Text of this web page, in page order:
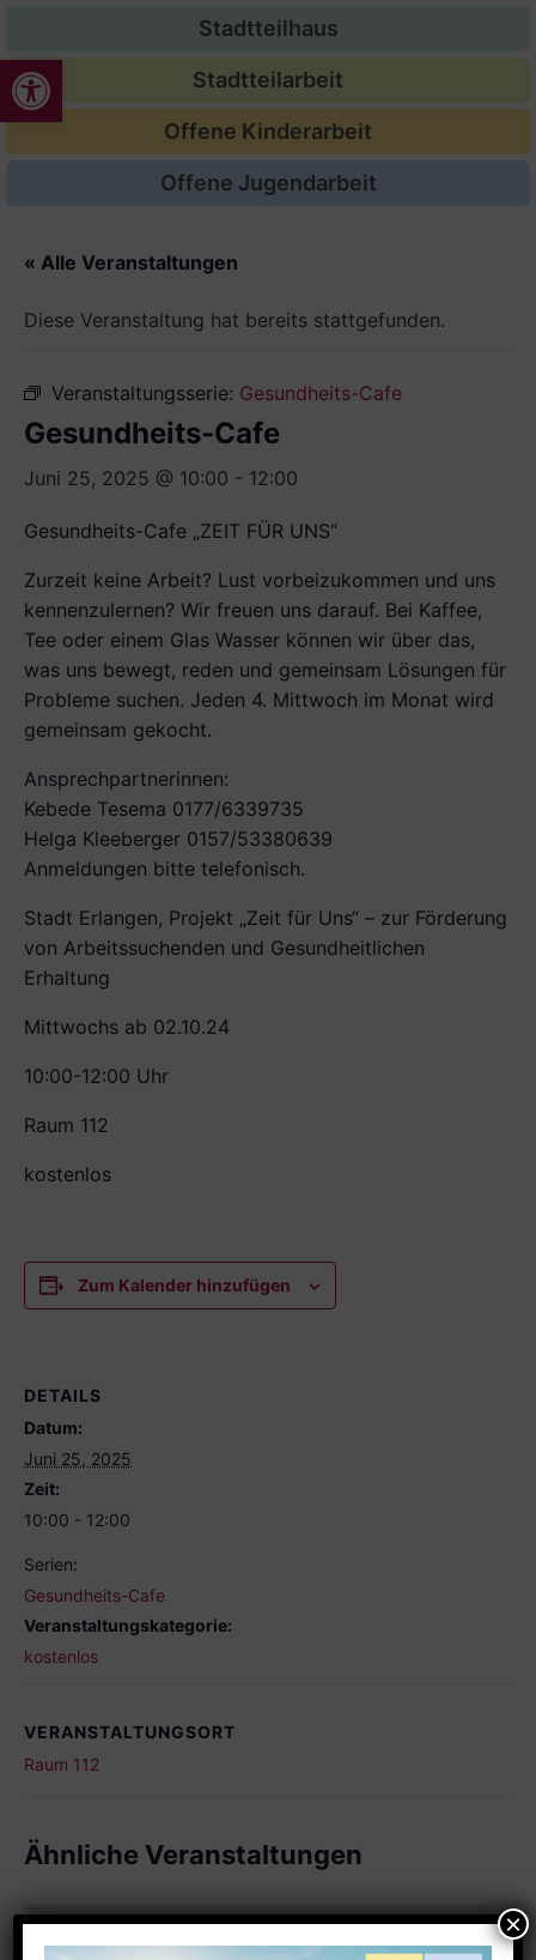
Werkzeugleiste öffnen
Stadtteilhaus
Stadtteilarbeit
Offene Kinderarbeit
Offene Jugendarbeit
« Alle Veranstaltungen
Diese Veranstaltung hat bereits stattgefunden.
Veranstaltungsserie: Gesundheits-Cafe
Gesundheits-Cafe
Juni 25, 2025 @ 10:00 - 12:00
Gesundheits-Cafe „ZEIT FÜR UNS“
Zurzeit keine Arbeit? Lust vorbeizukommen und uns
kennenzulernen? Wir freuen uns darauf. Bei Kaffee,
Tee oder einem Glas Wasser können wir über das,
was uns bewegt, reden und gemeinsam Lösungen für
Probleme suchen. Jeden 4. Mittwoch im Monat wird
gemeinsam gekocht.
Ansprechpartnerinnen:
Kebede Tesema 0177/6339735
Helga Kleeberger 0157/53380639
Anmeldungen bitte telefonisch.
Stadt Erlangen, Projekt „Zeit für Uns“ – zur Förderung
von Arbeitssuchenden und Gesundheitlichen
Erhaltung
Mittwochs ab 02.10.24
10:00-12:00 Uhr
Raum 112
kostenlos
Zum Kalender hinzufügen
DETAILS
Datum:
Juni 25, 2025
Zeit:
10:00 - 12:00
Serien:
Gesundheits-Cafe
Veranstaltungskategorie:
kostenlos
VERANSTALTUNGSORT
Raum 112
Ähnliche Veranstaltungen